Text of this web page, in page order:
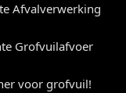
Afvalverwerking
Grofvuilafvoer
voor grofvuil!